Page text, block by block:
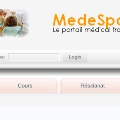
Cours Résidanat